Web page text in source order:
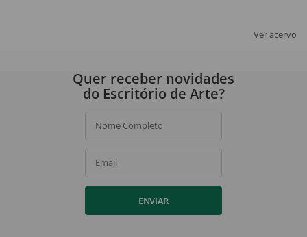
Ver acervo
Quer receber novidades
do Escritório de Arte?
Nome Completo
Email
ENVIAR